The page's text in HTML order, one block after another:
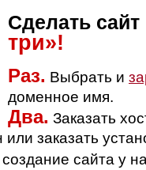
Сделать сайт
три»!
Раз. Выбрать и
доменное имя.
Два. Заказать
заказать
создание сайта у